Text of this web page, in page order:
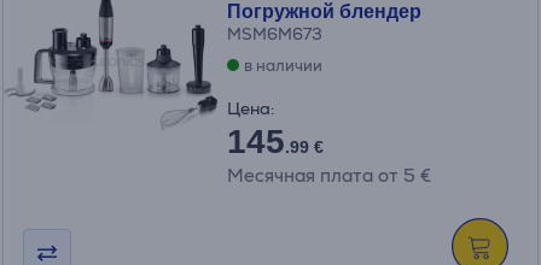
Погружной блендер
MSM6M673
в наличии
Цена:
145.99 €
Месячная плата от 5 €